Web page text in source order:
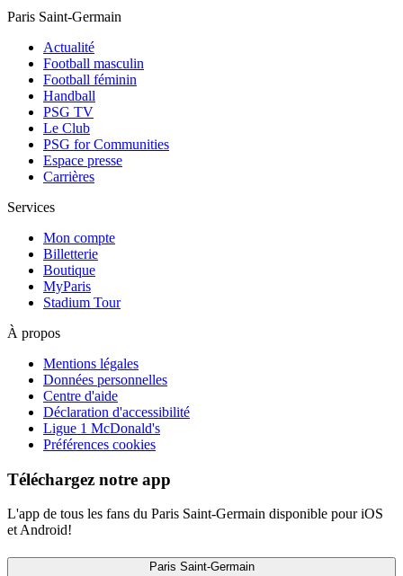
Paris Saint-Germain
Actualité
Football masculin
Football féminin
Handball
PSG TV
Le Club
PSG for Communities
Espace presse
Carrières
Services
Mon compte
Billetterie
Boutique
MyParis
Stadium Tour
À propos
Mentions légales
Données personnelles
Centre d'aide
Déclaration d'accessibilité
Ligue 1 McDonald's
Préférences cookies
Téléchargez notre app
L'app de tous les fans du Paris Saint-Germain disponible pour iOS
et Android!
Paris Saint-Germain